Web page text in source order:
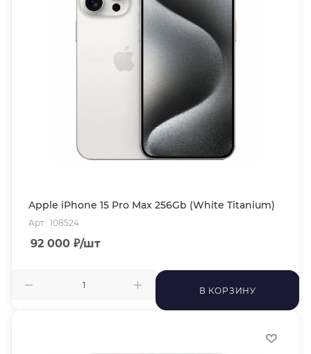
Apple iPhone 15 Pro Max 256Gb (White Titanium)
Арт.: 108524
92 000 ₽/шт
В КОРЗИНУ